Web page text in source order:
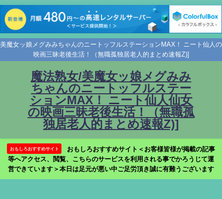
美魔女ッ娘メグみみちゃんのニートッフルステーションMAX！ ニート仙人の
映画三昧老後生活！（無職孤独居老人的まとめ速報Z)]
魔法熟女/美魔女ッ娘メグみみ
ちゃんのニートッフルステー
ションMAX！ ニート仙人仙女
の映画三昧老後生活！（無職孤
独居老人的まとめ速報Z)]
おもしろおすすめサイト
おもしろおすすめサイト＜お客様皆様が掲載の記事
等へアクセス、閲覧、こちらのサービスを利用される事でかろうじて運
営できています＞本日は足元が悪い中ご足労頂き誠に有難うございます